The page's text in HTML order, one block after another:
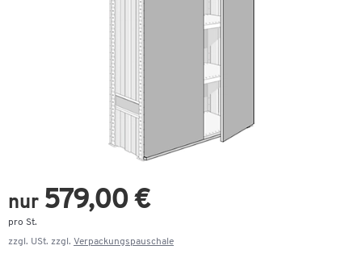
nur 579,00 €
pro St.
zzgl. USt. zzgl. Verpackungspauschale